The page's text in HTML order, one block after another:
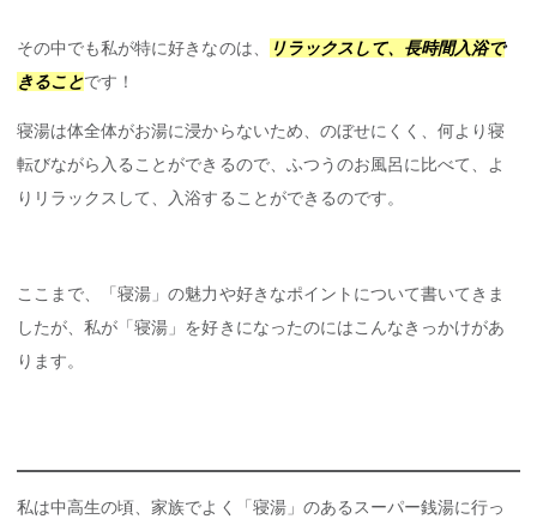
その中でも私が特に好きなのは、
リラックスして、長時間入浴で
きることです！
寝湯は体全体がお湯に浸からないため、のぼせにくく、何より寝
転びながら入ることができるので、ふつうのお風呂に比べて、よ
りリラックスして、入浴することができるのです。
ここまで、「寝湯」の魅力や好きなポイントについて書いてきま
したが、私が「寝湯」を好きになったのにはこんなきっかけがあ
ります。
私は中高生の頃、家族でよく「寝湯」のあるスーパー銭湯に行っ